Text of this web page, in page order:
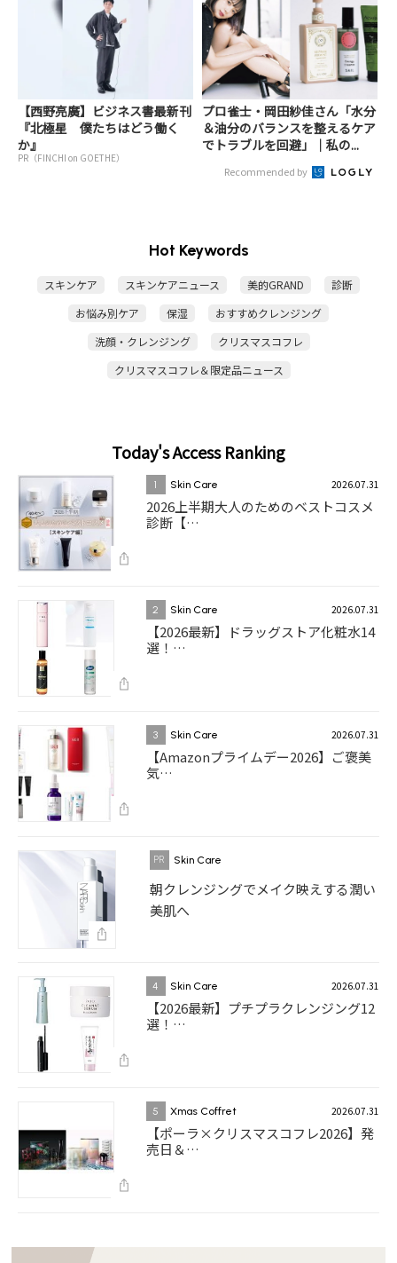
【西野亮廣】ビジネス書最新刊
『北極星 僕たちはどう働く
か』
PR（FINCHI on GOETHE）
プロ雀士・岡田紗佳さん「水分
＆油分のバランスを整えるケア
でトラブルを回避」｜私の...
Recommended by
Hot Keywords
スキンケア スキンケアニュース 美的GRAND
診断
お悩み別ケア
保湿
おすすめクレンジング
洗顔・クレンジング
クリスマスコフレ
クリスマスコフレ＆限定品ニュース
Today's Access Ranking
1 Skin Care 2026.07.31
2026上半期大人のためのベストコスメ
診断【…
2 Skin Care 2026.07.31
【2026最新】ドラッグストア化粧水14
選！…
3 Skin Care 2026.07.31
【Amazonプライムデー2026】ご褒美
気…
Skin Care
朝クレンジングでメイク映えする潤い
美肌へ
4 Skin Care 2026.07.31
【2026最新】プチプラクレンジング12
選！…
5 Xmas Coffret 2026.07.31
【ポーラ×クリスマスコフレ2026】発
売日＆…